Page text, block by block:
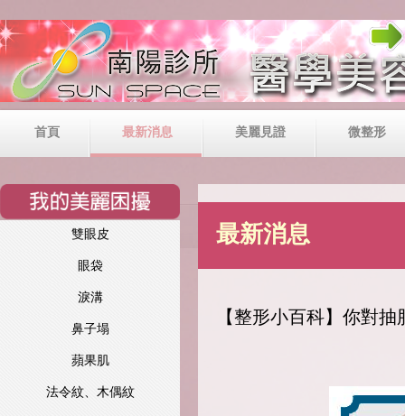
首頁 最新消息 美麗見證 微整形
雙眼皮
眼袋
淚溝
鼻子塌
蘋果肌
法令紋、木偶紋
最新消息
【整形小百科】你對